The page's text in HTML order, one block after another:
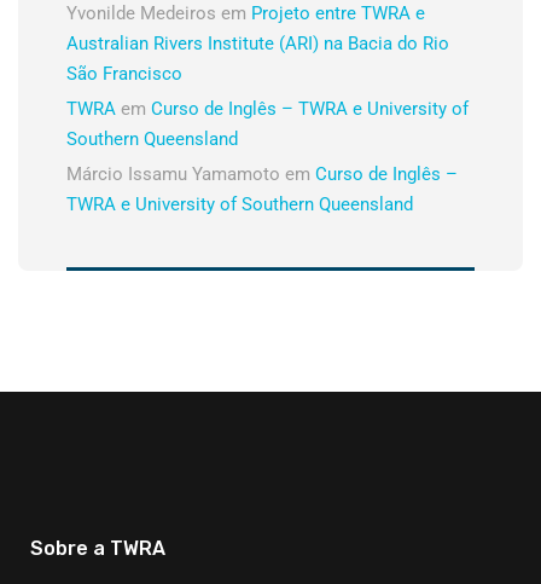
Yvonilde Medeiros em Projeto entre TWRA e
Australian Rivers Institute (ARI) na Bacia do Rio
São Francisco
TWRA em Curso de Inglês – TWRA e University of
Southern Queensland
Márcio Issamu Yamamoto em Curso de Inglês –
TWRA e University of Southern Queensland
Sobre a TWRA